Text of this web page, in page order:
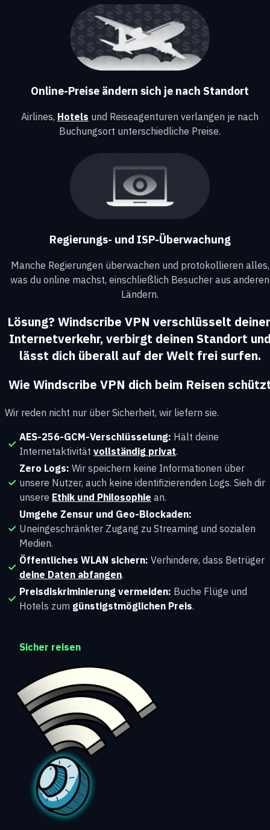
Online-Preise ändern sich je nach Standort
Airlines, Hotels und Reiseagenturen verlangen je nach
Buchungsort unterschiedliche Preise.
Regierungs- und ISP-Überwachung
Manche Regierungen überwachen und protokollieren alles,
was du online machst, einschließlich Besucher aus anderen
Ländern.
Lösung? Windscribe VPN verschlüsselt
Internetverkehr, verbirgt deinen Standort
lässt dich überall auf der Welt frei surfen.
Wie Windscribe VPN dich beim Reisen
Wir reden nicht nur über Sicherheit, wir liefern sie.
AES-256-GCM-Verschlüsselung: Hält deine
Internetaktivität vollständig privat.
Zero Logs: Wir speichern keine Informationen über
unsere Nutzer, auch keine identifizierenden Logs. Sieh dir
unsere Ethik und Philosophie an.
Umgehe Zensur und Geo-Blockaden:
Uneingeschränkter Zugang zu Streaming und sozialen
Medien.
Öffentliches WLAN sichern: Verhindere, dass Betrüger
deine Daten abfangen.
Preisdiskriminierung vermeiden: Buche Flüge und
Hotels zum günstigstmöglichen Preis.
Sicher reisen